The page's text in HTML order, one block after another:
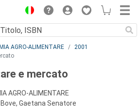
AGRO-ALIMENTARE
2001
e mercato
AGRO-ALIMENTARE
Gaetana Senatore